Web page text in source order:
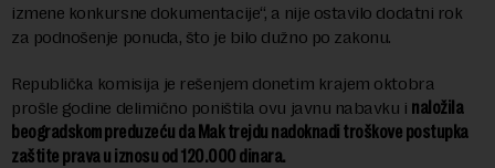
izmene konkursne dokumentacije“, a nije ostavilo dodatni rok
za podnošenje ponuda, što je bilo dužno po zakonu.
Republička komisija je rešenjem donetim krajem oktobra
prošle godine delimično poništila ovu javnu nabavku i naložila
beogradskom preduzeću da Mak trejdu nadoknadi troškove postupka
zaštite prava u iznosu od 120.000 dinara.